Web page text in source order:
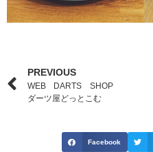
PREVIOUS
WEB DARTS SHOP
ダーツ屋どっとこむ
Facebook